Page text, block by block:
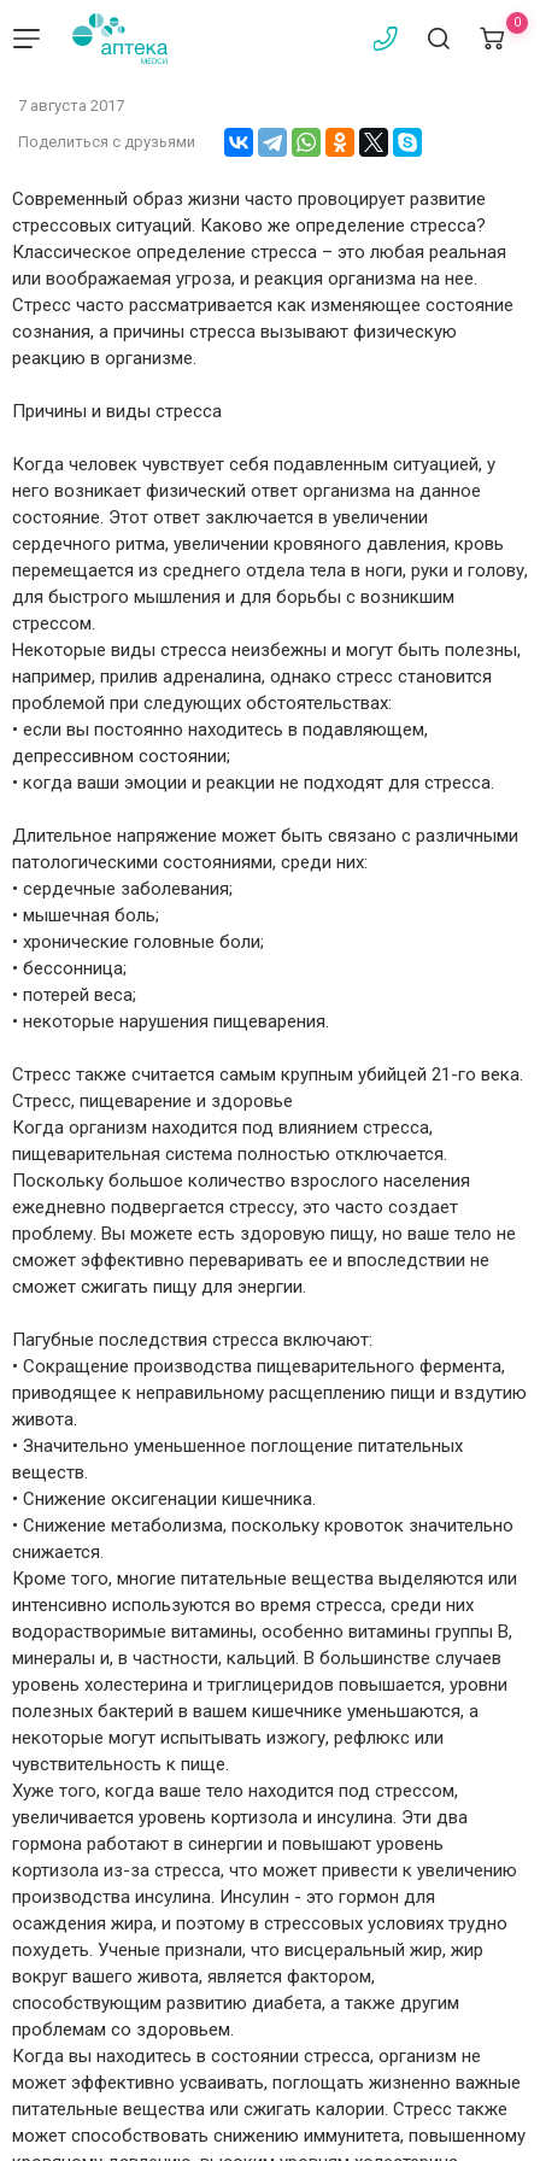
0
7 августа 2017
Поделиться с друзьями
Современный образ жизни часто провоцирует развитие
стрессовых ситуаций. Каково же определение стресса?
Классическое определение стресса – это любая реальная
или воображаемая угроза, и реакция организма на нее.
Стресс часто рассматривается как изменяющее состояние
сознания, а причины стресса вызывают физическую
реакцию в организме.
Причины и виды стресса
Когда человек чувствует себя подавленным ситуацией, у
него возникает физический ответ организма на данное
состояние. Этот ответ заключается в увеличении
сердечного ритма, увеличении кровяного давления, кровь
перемещается из среднего отдела тела в ноги, руки и голову,
для быстрого мышления и для борьбы с возникшим
стрессом.
Некоторые виды стресса неизбежны и могут быть полезны,
например, прилив адреналина, однако стресс становится
проблемой при следующих обстоятельствах:
• если вы постоянно находитесь в подавляющем,
депрессивном состоянии;
• когда ваши эмоции и реакции не подходят для стресса.
Длительное напряжение может быть связано с различными
патологическими состояниями, среди них:
• сердечные заболевания;
• мышечная боль;
• хронические головные боли;
• бессонница;
• потерей веса;
• некоторые нарушения пищеварения.
Стресс также считается самым крупным убийцей 21-го века.
Стресс, пищеварение и здоровье
Когда организм находится под влиянием стресса,
пищеварительная система полностью отключается.
Поскольку большое количество взрослого населения
ежедневно подвергается стрессу, это часто создает
проблему. Вы можете есть здоровую пищу, но ваше тело не
сможет эффективно переваривать ее и впоследствии не
сможет сжигать пищу для энергии.
Пагубные последствия стресса включают:
• Сокращение производства пищеварительного фермента,
приводящее к неправильному расщеплению пищи и вздутию
живота.
• Значительно уменьшенное поглощение питательных
веществ.
• Снижение оксигенации кишечника.
• Снижение метаболизма, поскольку кровоток значительно
снижается.
Кроме того, многие питательные вещества выделяются или
интенсивно используются во время стресса, среди них
водорастворимые витамины, особенно витамины группы В,
минералы и, в частности, кальций. В большинстве случаев
уровень холестерина и триглицеридов повышается, уровни
полезных бактерий в вашем кишечнике уменьшаются, а
некоторые могут испытывать изжогу, рефлюкс или
чувствительность к пище.
Хуже того, когда ваше тело находится под стрессом,
увеличивается уровень кортизола и инсулина. Эти два
гормона работают в синергии и повышают уровень
кортизола из-за стресса, что может привести к увеличению
производства инсулина. Инсулин - это гормон для
осаждения жира, и поэтому в стрессовых условиях трудно
похудеть. Ученые признали, что висцеральный жир, жир
вокруг вашего живота, является фактором,
способствующим развитию диабета, а также другим
проблемам со здоровьем.
Когда вы находитесь в состоянии стресса, организм не
может эффективно усваивать, поглощать жизненно важные
питательные вещества или сжигать калории. Стресс также
может способствовать снижению иммунитета, повышенному